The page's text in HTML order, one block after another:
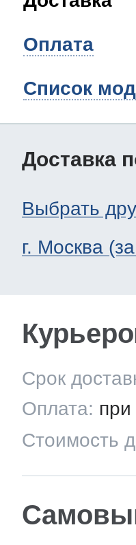
Оплата
Список
Доставка
Выбрать
г. Москва
Срок
Оплата: при
Стоимость